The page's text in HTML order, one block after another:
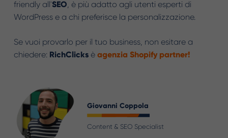
friendly all'SEO, è più adatto agli utenti esperti di
WordPress e a chi preferisce la personalizzazione.
Se vuoi provarlo per il tuo business, non esitare a
chiedere: RichClicksè agenzia Shopify partner!
Giovanni Coppola
Content & SEO Specialist